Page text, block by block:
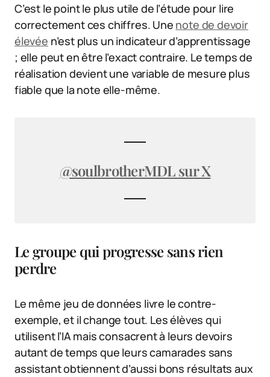
C’est le point le plus utile de l’étude pour lire
correctement ces chiffres. Une note de devoir
élevée n’est plus un indicateur d’apprentissage
; elle peut en être l’exact contraire. Le temps de
réalisation devient une variable de mesure plus
fiable que la note elle-même.
@soulbrotherMDL sur X
Le groupe qui progresse sans rien
perdre
Le même jeu de données livre le contre-
exemple, et il change tout. Les élèves qui
utilisent l’IA mais consacrent à leurs devoirs
autant de temps que leurs camarades sans
assistant obtiennent d’aussi bons résultats aux